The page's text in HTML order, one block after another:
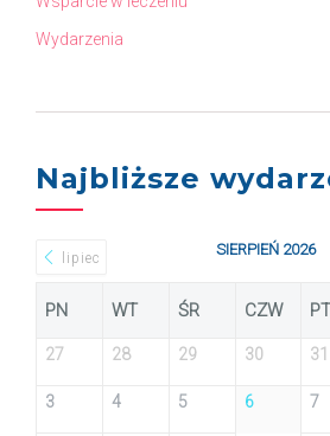
Wydarzenia
Najbliższe
lipiec SIERPIEŃ 2026
PN WT ŚR CZW PT
27 28 29 30 31
3 4 5 6 7